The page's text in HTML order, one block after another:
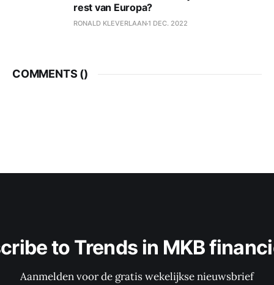
rest van Europa?
RONALD KLEVERLAAN1 DEC. 2022
COMMENTS ()
to Trends in MKB
Aanmelden voor de gratis wekelijkse nieuwsbrief